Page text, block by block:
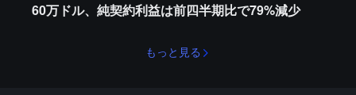
60万ドル、純契約利益は前四半期比で79%減少
もっと見る